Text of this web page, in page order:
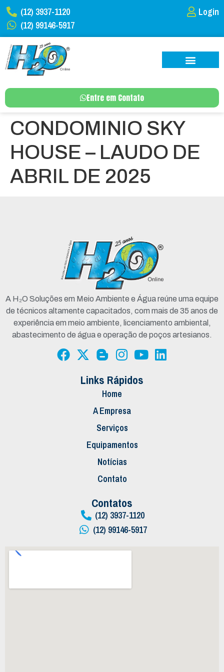
(12) 3937-1120
(12) 99146-5917
Login
Entre em Contato
CONDOMINIO SKY
HOUSE – LAUDO DE
ABRIL DE 2025
A H₂O Soluções em Meio Ambiente e Água reúne uma equipe
de técnicos altamente capacitados, com mais de 35 anos de
experiência em meio ambiente, licenciamento ambiental,
abastecimento de água e operação de poços artesianos.
Links Rápidos
Home
A Empresa
Serviços
Equipamentos
Notícias
Contato
Contatos
(12) 3937-1120
(12) 99146-5917